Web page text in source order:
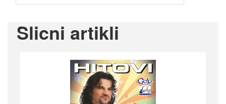
Slicni artikli